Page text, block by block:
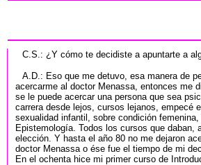
C.S.: ¿Y cómo te decidiste a apuntarte a
A.D.: Eso que me detuvo, esa manera de
acercarme al doctor Menassa, entonces me
se le puede acercar una persona que sea
carrera desde lejos, cursos lejanos, empecé
sexualidad infantil, sobre condición
Epistemología. Todos los cursos que daban,
elección. Y hasta el año 80 no me dejaron
doctor Menassa o ése fue el tiempo de mi
En el ochenta hice mi primer curso de